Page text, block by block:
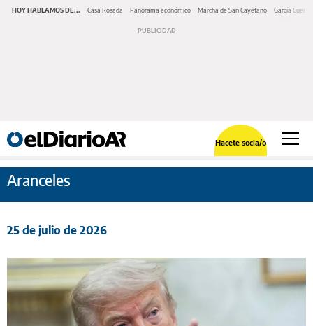
HOY HABLAMOS DE... Casa Rosada Panorama económico Marcha de San Cayetano García Cuerva
Hacete socia/o
Aranceles
25 de julio de 2026